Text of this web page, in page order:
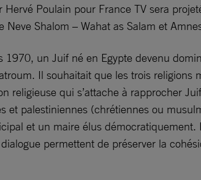
Hervé Poulain pour France TV sera
Neve Shalom – Wahat as Salam et
1970, un Juif né en Egypte devenu
Il souhaitait que les trois religions
religieuse qui s’attache à rapprocher
et palestiniennes (chrétiennes ou
et un maire élus
permettent de préserver la